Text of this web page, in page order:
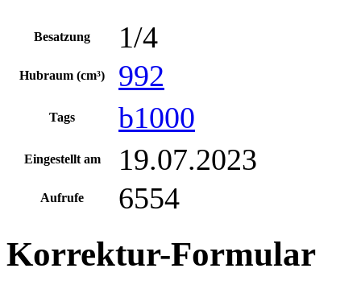
Besatzung 1/4
Hubraum (cm³) 992
Tags b1000
Eingestellt am 19.07.2023
Aufrufe 6554
Korrektur-Formular